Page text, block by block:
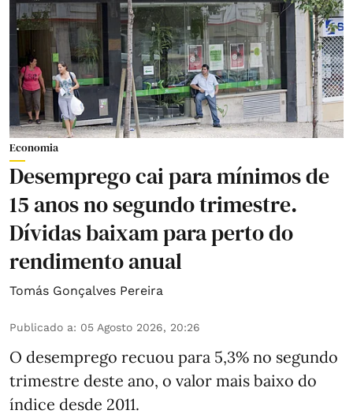
Economia
Desemprego cai para mínimos de
15 anos no segundo trimestre.
Dívidas baixam para perto do
rendimento anual
Tomás Gonçalves Pereira
Publicado a: 05 Agosto 2026, 20:26
O desemprego recuou para 5,3% no segundo
trimestre deste ano, o valor mais baixo do
índice desde 2011.